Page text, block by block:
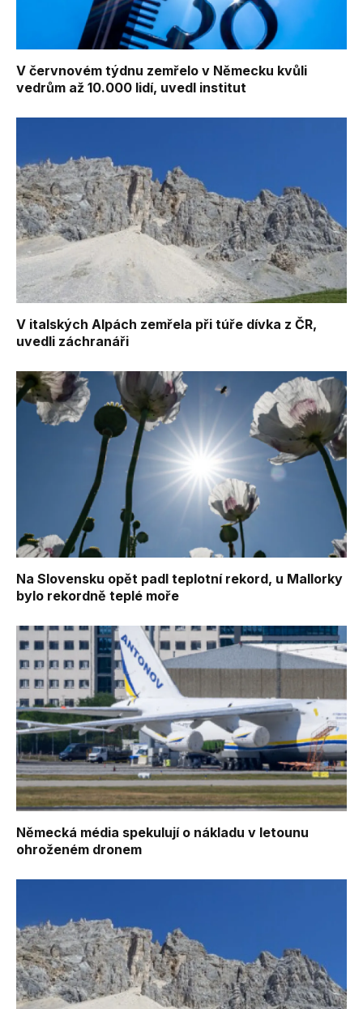
V červnovém týdnu zemřelo v Německu kvůli
vedrům až 10.000 lidí, uvedl institut
V italských Alpách zemřela při túře dívka z ČR,
uvedli záchranáři
Na Slovensku opět padl teplotní rekord, u Mallorky
bylo rekordně teplé moře
Německá média spekulují o nákladu v letounu
ohroženém dronem